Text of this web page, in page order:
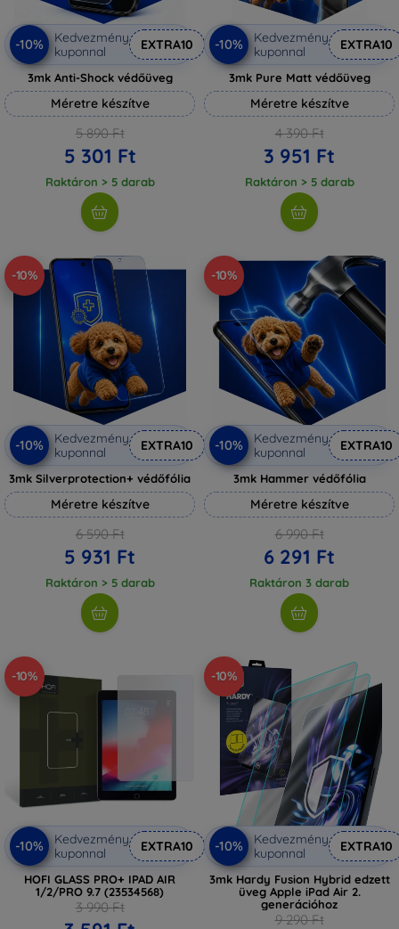
-10%
Kedvezmény
kuponnal
EXTRA10
3mk Anti-Shock védőüveg
Méretre készítve
5 890 Ft
5 301 Ft
Raktáron > 5 darab
-10%
Kedvezmény
kuponnal
EXTRA10
3mk Pure Matt védőüveg
Méretre készítve
4 390 Ft
3 951 Ft
Raktáron > 5 darab
-10%
-10%
Kedvezmény
kuponnal
EXTRA10
3mk Silverprotection+ védőfólia
Méretre készítve
6 590 Ft
5 931 Ft
Raktáron > 5 darab
-10%
-10%
Kedvezmény
kuponnal
EXTRA10
3mk Hammer védőfólia
Méretre készítve
6 990 Ft
6 291 Ft
Raktáron 3 darab
-10%
-10%
Kedvezmény
kuponnal
EXTRA10
HOFI GLASS PRO+ IPAD AIR
1/2/PRO 9.7 (23534568)
3 990 Ft
-10%
-10%
Kedvezmény
kuponnal
EXTRA10
3mk Hardy Fusion Hybrid edzett
üveg Apple iPad Air 2.
generációhoz
9 290 Ft